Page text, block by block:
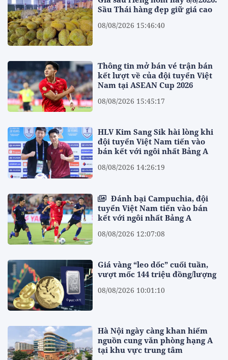
Sầu Thái hàng đẹp giữ giá cao
08/08/2026 15:46:40
Thông tin mở bán vé trận bán
kết lượt về của đội tuyển Việt
Nam tại ASEAN Cup 2026
08/08/2026 15:45:17
HLV Kim Sang Sik hài lòng khi
đội tuyển Việt Nam tiến vào
bán kết với ngôi nhất Bảng A
08/08/2026 14:26:19
Đánh bại Campuchia, đội
tuyển Việt Nam tiến vào bán
kết với ngôi nhất Bảng A
08/08/2026 12:07:08
Giá vàng “leo dốc” cuối tuần,
vượt mốc 144 triệu đồng/lượng
08/08/2026 10:01:10
Hà Nội ngày càng khan hiếm
nguồn cung văn phòng hạng A
tại khu vực trung tâm